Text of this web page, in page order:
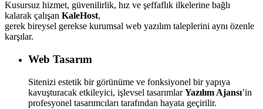
Kusursuz hizmet, güvenilirlik, hız ve şeffaflık ilkelerine bağlı
kalarak çalışan KaleHost,
gerek bireysel gerekse kurumsal web yazılım taleplerini aynı özenle
karşılar.
Web Tasarım
Sitenizi estetik bir görünüme ve fonksiyonel bir yapıya
kavuşturacak etkileyici, işlevsel tasarımlarYazılım Ajansı’in
profesyonel tasarımcıları tarafından hayata geçirilir.